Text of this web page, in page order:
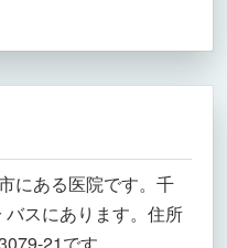
にある医院です。千
スにあります。住所